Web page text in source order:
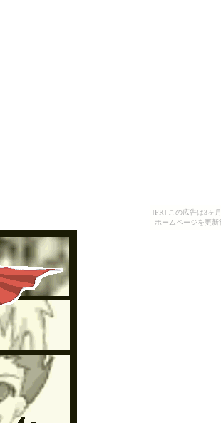
[PR] この広告は3ヶ
ホームページを更